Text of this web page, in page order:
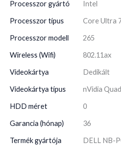
Processzor gyártó Intel
Processzor típus Core Ultra
Processzor modell 265
Wireless (Wifi) 802.11ax
Videokártya Dedikált
Videokártya típus nVidia
HDD méret 0
Garancia (hónap) 36
Termék gyártója DELL NB-